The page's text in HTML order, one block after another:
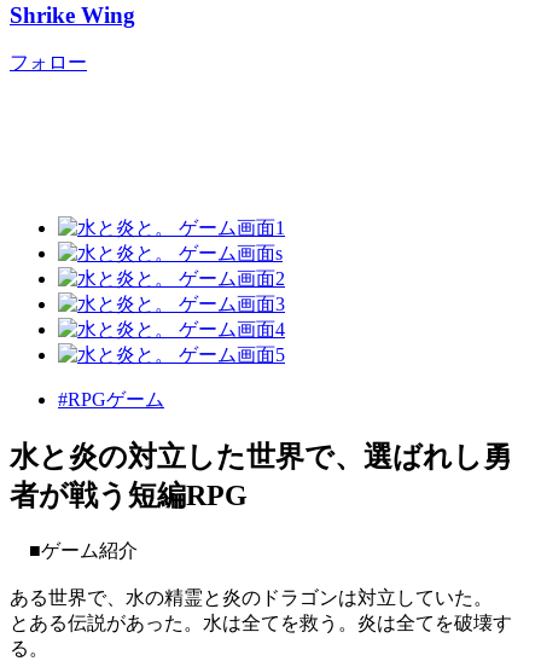
Shrike Wing
フォロー
#RPGゲーム
水と炎の対立した世界で、選ばれし勇
者が戦う短編RPG
■ゲーム紹介
ある世界で、水の精霊と炎のドラゴンは対立していた。
とある伝説があった。水は全てを救う。炎は全てを破壊す
る。